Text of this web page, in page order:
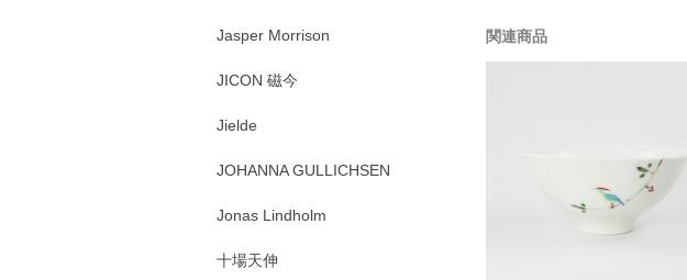
関連商品
Jasper Morrison
JICON 磁今
Jielde
JOHANNA GULLICHSEN
Jonas Lindholm
十場天伸